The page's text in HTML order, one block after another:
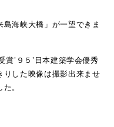
海峡大橋」が一望できま
賞’９５’日本建築学会優秀
りした映像は撮影出来ませ
。